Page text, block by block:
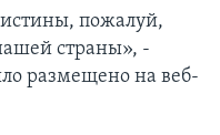
пожалуй,
страны», -
размещено на веб-